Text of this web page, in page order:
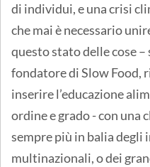
di individui, e una crisi
che mai è necessario
questo stato delle cose
fondatore di Slow Food,
inserire l’educazione
ordine e grado - con una
sempre più in balia degli
multinazionali, o dei